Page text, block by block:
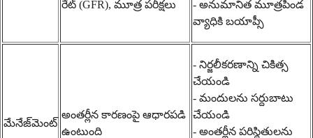
రేట్ (GFR), మూత్ర పరీక్షలు
- అనుమానిత మూత్రపిండ
వ్యాధికి బయాప్సీ
మేనేజ్‌మెంట్
అంతర్లీన కారణంపై ఆధారపడి
ఉంటుంది
- నిర్జలీకరణాన్ని చికిత్స
చేయండి
- మందులను సర్దుబాటు
చేయండి
- అంతర్లీన పరిస్థితులను